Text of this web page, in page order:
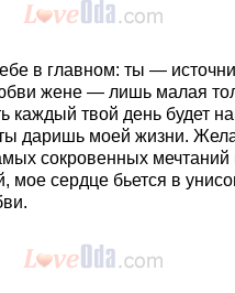
в главном: ты —
жене — лишь малая
твой день будет
даришь моей жизни.
сокровенных мечтаний
сердце бьется в